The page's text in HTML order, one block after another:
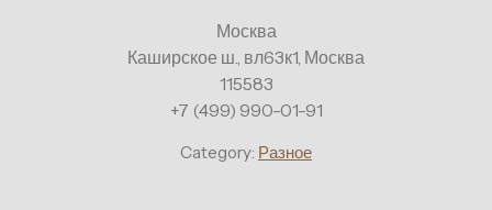
Москва
Каширское ш., вл63к1, Москва
115583
+7 (499) 990-01-91
Category: Разное